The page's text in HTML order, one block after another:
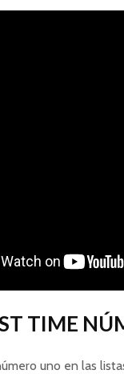
TIME
uno en las